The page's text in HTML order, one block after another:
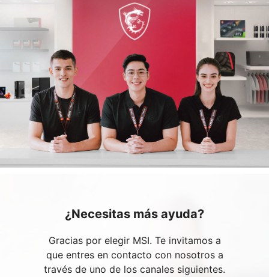
¿Necesitas más ayuda?
Gracias por elegir MSI. Te invitamos a
que entres en contacto con nosotros a
través de uno de los canales siguientes.